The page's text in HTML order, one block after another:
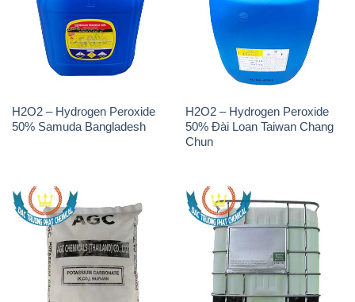
H2O2 – Hydrogen Peroxide
50% Samuda Bangladesh
H2O2 – Hydrogen Peroxide
50% Đài Loan Taiwan Chang
Chun